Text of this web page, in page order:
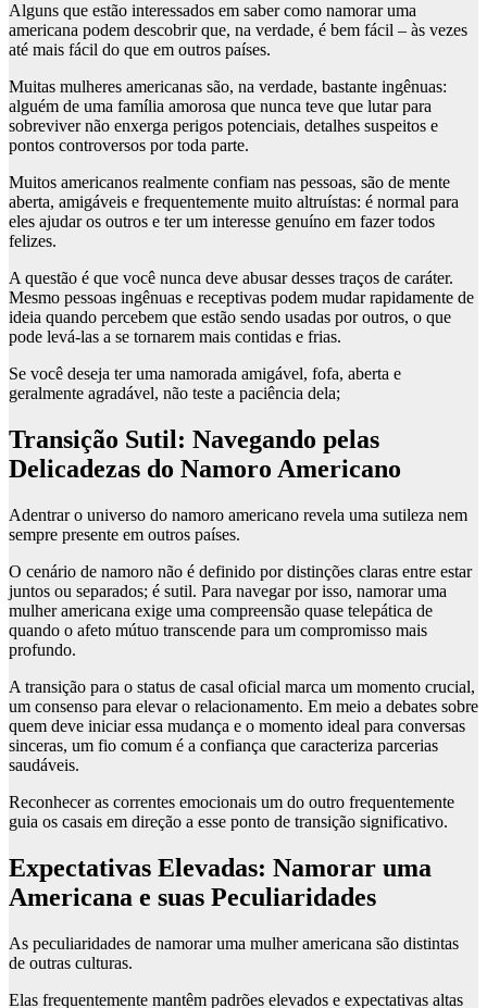
Alguns que estão interessados em saber como namorar uma
americana podem descobrir que, na verdade, é bem fácil – às vezes
até mais fácil do que em outros países.
Muitas mulheres americanas são, na verdade, bastante ingênuas:
alguém de uma família amorosa que nunca teve que lutar para
sobreviver não enxerga perigos potenciais, detalhes suspeitos e
pontos controversos por toda parte.
Muitos americanos realmente confiam nas pessoas, são de mente
aberta, amigáveis e frequentemente muito altruístas: é normal para
eles ajudar os outros e ter um interesse genuíno em fazer todos
felizes.
A questão é que você nunca deve abusar desses traços de caráter.
Mesmo pessoas ingênuas e receptivas podem mudar rapidamente de
ideia quando percebem que estão sendo usadas por outros, o que
pode levá-las a se tornarem mais contidas e frias.
Se você deseja ter uma namorada amigável, fofa, aberta e
geralmente agradável, não teste a paciência dela;
Transição Sutil: Navegando pelas
Delicadezas do Namoro Americano
Adentrar o universo do namoro americano revela uma sutileza nem
sempre presente em outros países.
O cenário de namoro não é definido por distinções claras entre estar
juntos ou separados; é sutil. Para navegar por isso, namorar uma
mulher americana exige uma compreensão quase telepática de
quando o afeto mútuo transcende para um compromisso mais
profundo.
A transição para o status de casal oficial marca um momento crucial,
um consenso para elevar o relacionamento. Em meio a debates sobre
quem deve iniciar essa mudança e o momento ideal para conversas
sinceras, um fio comum é a confiança que caracteriza parcerias
saudáveis.
Reconhecer as correntes emocionais um do outro frequentemente
guia os casais em direção a esse ponto de transição significativo.
Expectativas Elevadas: Namorar uma
Americana e suas Peculiaridades
As peculiaridades de namorar uma mulher americana são distintas
de outras culturas.
Elas frequentemente mantêm padrões elevados e expectativas altas